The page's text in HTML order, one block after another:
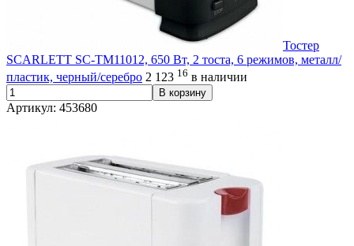
Тостер
SCARLETT SC-TM11012, 650 Вт, 2 тоста, 6 режимов, металл/
пластик, черный/серебро 2 123 16 в наличии
В корзину
Артикул: 453680